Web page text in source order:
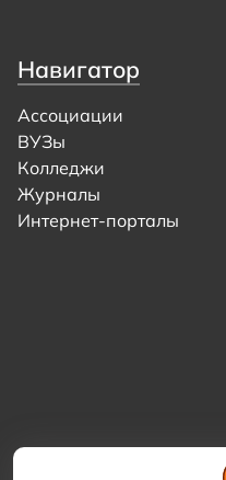
Навигатор
Ассоциации
ВУЗы
Колледжи
Журналы
Интернет-порталы